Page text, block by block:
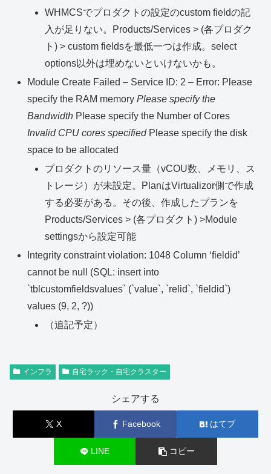
WHMCSでプロダクトの設定のcustom fieldの記
入が足りない。Products/Services > (各プロダク
ト) > custom fieldsを最低一つは作成。select
options以外は埋めないといけないかも。
Module Create Failed – Service ID: 2 – Error: Please
specify the RAM memoryPlease specify the
Bandwidth Please specify the Number of Cores
Invalid CPU cores specifiedPlease specify the disk
space to be allocated
プロダクトのリソース量（vCOU数、メモリ、ス
トレージ）が未設定。PlanはVirtualizor側で作成
する必要がある。その後、作成したプランを
Products/Services > (各プロダクト) >Module
settingsから設定可能
Integrity constraint violation: 1048 Column ‘fieldid’
cannot be null (SQL: insert into
`tblcustomfieldsvalues` (`value`, `relid`, `fieldid`)
values (9, 2, ?))
（追記予定）
インフラ 自宅ラック・自宅クラスター
シェアする
X Facebook はてブ
LINE コピー